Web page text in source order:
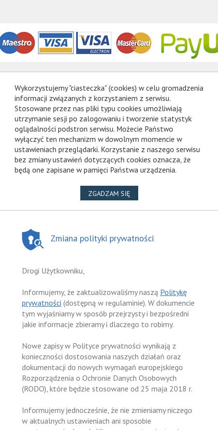
Wykorzystujemy "ciasteczka" (cookies) w celu gromadzenia
informacji związanych z korzystaniem z serwisu.
Stosowane przez nas pliki typu cookies umożliwiają
utrzymanie sesji po zalogowaniu i tworzenie statystyk
oglądalności podstron serwisu. Możecie Państwo
wyłączyć ten mechanizm w dowolnym momencie w
ustawieniach przeglądarki. Korzystanie z naszego serwisu
bez zmiany ustawień dotyczących cookies oznacza, że
będą one zapisane w pamięci Państwa urządzenia.
ZGADZAM SIĘNA WYKORZYSTANIE PLIKÓW
Zmiana polityki prywatności
Drogi Użytkowniku,
Informujemy, że zaktualizowaliśmy naszą Politykę
prywatności (dostępną w regulaminie). W dokumencie
tym wyjaśniamy w sposób przejrzysty i bezpośredni
jakie informacje zbieramy i dlaczego to robimy.
Nowe zapisy w Polityce prywatności wynikają z
konieczności dostosowania naszych działań oraz
dokumentacji do nowych wymagań europejskiego
Rozporządzenia o Ochronie Danych Osobowych
(RODO), które będzie stosowane od 25 maja 2018 r.
Informujemy jednocześnie, że nie zmieniamy niczego
w aktualnych ustawieniach ani sposobie